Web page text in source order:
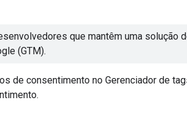
que mantêm uma
(GTM).
de consentimento no Gerenciador de